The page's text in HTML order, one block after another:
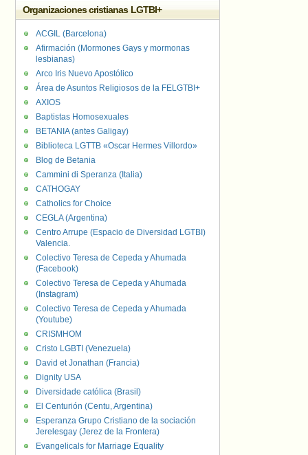
Organizaciones cristianas LGTBI+
ACGIL (Barcelona)
Afirmación (Mormones Gays y mormonas
lesbianas)
Arco Iris Nuevo Apostólico
Área de Asuntos Religiosos de la FELGTBI+
AXIOS
Baptistas Homosexuales
BETANIA (antes Galigay)
Biblioteca LGTTB «Oscar Hermes Villordo»
Blog de Betania
Cammini di Speranza (Italia)
CATHOGAY
Catholics for Choice
CEGLA (Argentina)
Centro Arrupe (Espacio de Diversidad LGTBI)
Valencia.
Colectivo Teresa de Cepeda y Ahumada
(Facebook)
Colectivo Teresa de Cepeda y Ahumada
(Instagram)
Colectivo Teresa de Cepeda y Ahumada
(Youtube)
CRISMHOM
Cristo LGBTI (Venezuela)
David et Jonathan (Francia)
Dignity USA
Diversidade católica (Brasil)
El Centurión (Centu, Argentina)
Esperanza Grupo Cristiano de la sociación
Jerelesgay (Jerez de la Frontera)
Evangelicals for Marriage Equality